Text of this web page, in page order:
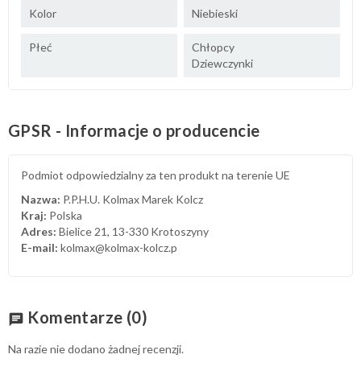
Kolor Niebieski
Płeć
Chłopcy
Dziewczynki
GPSR - Informacje o producencie
Podmiot odpowiedzialny za ten produkt na terenie UE
Nazwa: P.P.H.U. Kolmax Marek Kolcz
Kraj: Polska
Adres: Bielice 21, 13-330 Krotoszyny
E-mail: kolmax@kolmax-kolcz.p
chat Komentarze (0)
Na razie nie dodano żadnej recenzji.